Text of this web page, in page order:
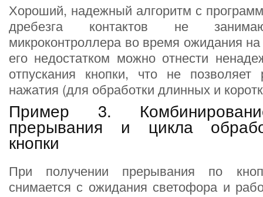
Хороший, надежный алгоритм с
дребезга контактов не
микроконтроллера во время ожидания
его недостатком можно отнести
отпускания кнопки, что не позволяет
нажатия (для обработки длинных и
Пример 3.
прерывания и цикла
кнопки
При получении прерывания по
снимается с ожидания светофора и